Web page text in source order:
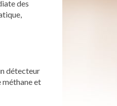
des
détecteur
méthane et